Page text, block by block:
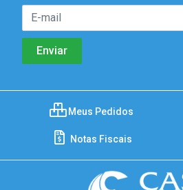
Meus Pedidos
Notas Fiscais